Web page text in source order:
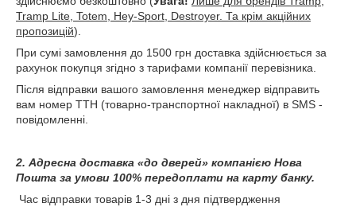
Tramp Lite, Totem, Hey-Sport, Destroyer. Та крім акційних
пропозицій).
При сумі замовлення до 1500 грн доставка здійснюється за
рахунок покупця згідно з тарифами компанії перевізника.
Після відправки вашого замовлення менеджер відправить
вам номер ТТН (товарно-транспортної накладної) в SMS -
повідомленні.
2. Адресна доставка «до дверей» компанією Нова
Пошта за умови 100% передоплати на карту банку.
Час відправки товарів 1-3 дні з дня підтвердження